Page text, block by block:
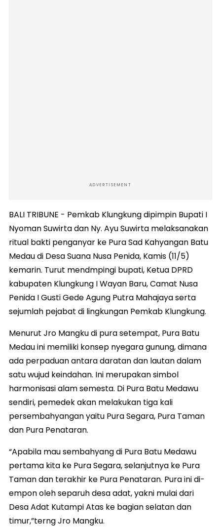
ADVERTISEMENT
BALI TRIBUNE - Pemkab Klungkung dipimpin Bupati I
Nyoman Suwirta dan Ny. Ayu Suwirta melaksanakan
ritual bakti penganyar ke Pura Sad Kahyangan Batu
Medau di Desa Suana Nusa Penida, Kamis (11/5)
kemarin. Turut mendmpingi bupati, Ketua DPRD
kabupaten Klungkung I Wayan Baru, Camat Nusa
Penida I Gusti Gede Agung Putra Mahajaya serta
sejumlah pejabat di lingkungan Pemkab Klungkung.
Menurut Jro Mangku di pura setempat, Pura Batu
Medau ini memiliki konsep nyegara gunung, dimana
ada perpaduan antara daratan dan lautan dalam
satu wujud keindahan. Ini merupakan simbol
harmonisasi alam semesta. Di Pura Batu Medawu
sendiri, pemedek akan melakukan tiga kali
persembahyangan yaitu Pura Segara, Pura Taman
dan Pura Penataran.
“Apabila mau sembahyang di Pura Batu Medawu
pertama kita ke Pura Segara, selanjutnya ke Pura
Taman dan terakhir ke Pura Penataran. Pura ini di-
empon oleh separuh desa adat, yakni mulai dari
Desa Adat Kutampi Atas ke bagian selatan dan
timur,”terng Jro Mangku.